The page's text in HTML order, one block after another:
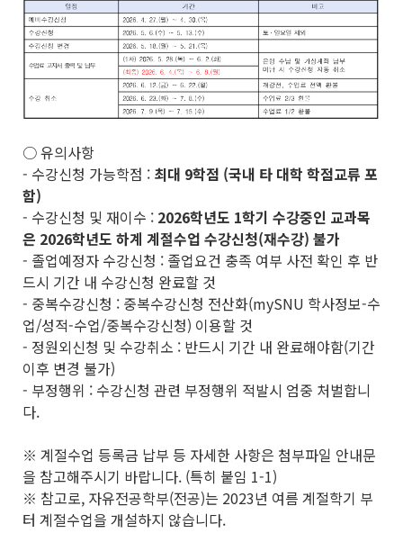
○ 유의사항
- 수강신청 가능학점 : 최대 9학점 (국내 타 대학 학점교류 포
함)
- 수강신청 및 재이수 : 2026학년도 1학기 수강중인 교과목
은 2026학년도 하계 계절수업 수강신청(재수강) 불가
- 졸업예정자 수강신청 : 졸업요건 충족 여부 사전 확인 후 반
드시 기간 내 수강신청 완료할 것
- 중복수강신청 : 중복수강신청 전산화(mySNU 학사정보-수
업/성적-수업/중복수강신청) 이용할 것
- 정원외신청 및 수강취소 : 반드시 기간 내 완료해야함(기간
이후 변경 불가)
- 부정행위 : 수강신청 관련 부정행위 적발시 엄중 처벌합니
다.
※ 계절수업 등록금 납부 등 자세한 사항은 첨부파일 안내문
을 참고해주시기 바랍니다. (특히 붙임 1-1)
※ 참고로, 자유전공학부(전공)는 2023년 여름 계절학기 부
터 계절수업을 개설하지 않습니다.